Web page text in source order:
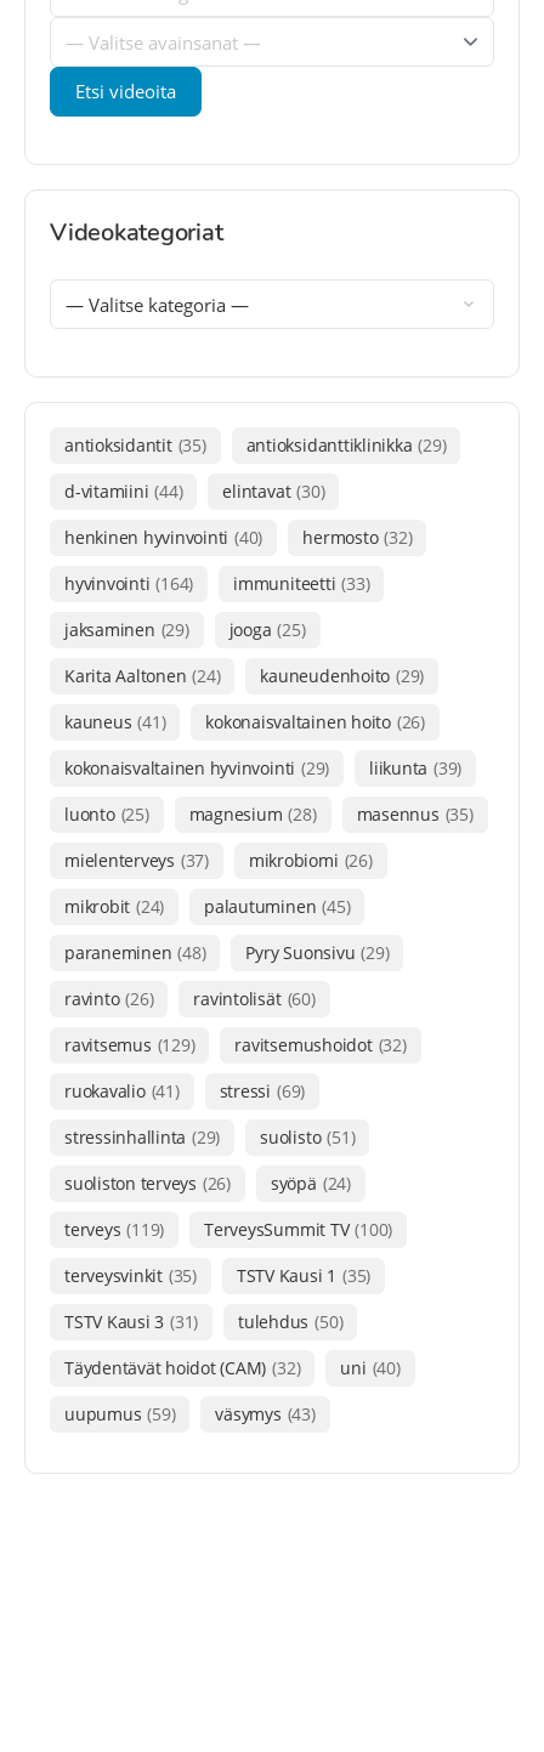
Videokategoriat
antioksidantit (35) antioksidanttiklinikka (29)
d-vitamiini (44) elintavat (30)
henkinen hyvinvointi (40) hermosto (32)
hyvinvointi (164) immuniteetti (33)
jaksaminen (29) jooga (25)
Karita Aaltonen (24) kauneudenhoito (29)
kauneus (41) kokonaisvaltainen hoito (26)
kokonaisvaltainen hyvinvointi (29) liikunta (39)
luonto (25) magnesium (28) masennus (35)
mielenterveys (37) mikrobiomi (26)
mikrobit (24) palautuminen (45)
paraneminen (48) Pyry Suonsivu (29)
ravinto (26) ravintolisät (60)
ravitsemus (129) ravitsemushoidot (32)
ruokavalio (41) stressi (69)
stressinhallinta (29) suolisto (51)
suoliston terveys (26) syöpä (24)
terveys (119) TerveysSummit TV (100)
terveysvinkit (35) TSTV Kausi 1 (35)
TSTV Kausi 3 (31) tulehdus (50)
Täydentävät hoidot (CAM) (32) uni (40)
uupumus (59) väsymys (43)